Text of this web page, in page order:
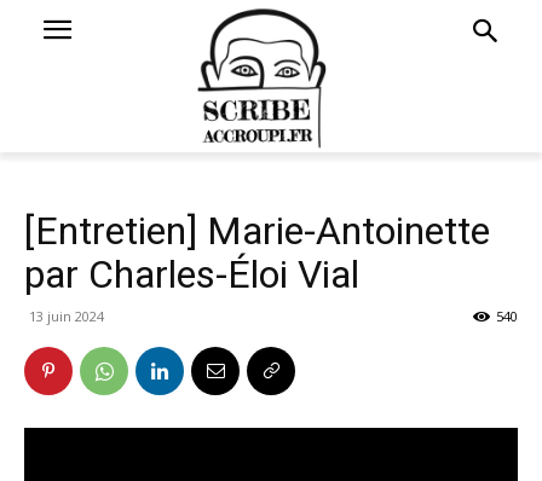
[Entretien] Marie-Antoinette
par Charles-Éloi Vial
13 juin 2024 540